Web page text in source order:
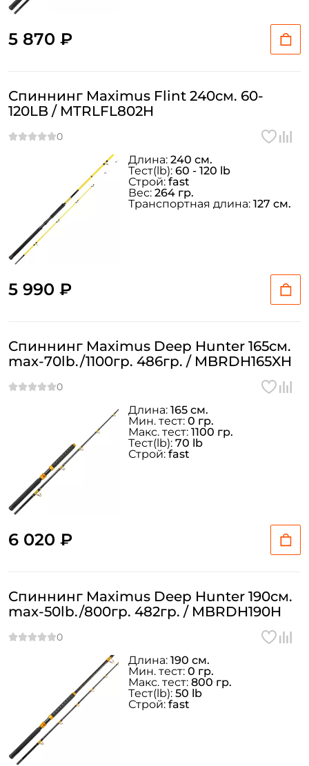
5 870 ₽
Спиннинг Maximus Flint 240см. 60-
120LB / MTRLFL802H
5 990 ₽
Длина: 240 см.
Тeст(lb): 60 - 120 lb
Строй: fast
Вес: 264 гр.
Транспортная длина: 127 см.
Спиннинг Maximus Deep Hunter 165см.
max-70lb./1100гр. 486гр. / MBRDH165XH
6 020 ₽
Длина: 165 см.
Мин. тест: 0 гр.
Макс. тест: 1100 гр.
Тeст(lb): 70 lb
Строй: fast
Спиннинг Maximus Deep Hunter 190см.
max-50lb./800гр. 482гр. / MBRDH190H
Длина: 190 см.
Мин. тест: 0 гр.
Макс. тест: 800 гр.
Тeст(lb): 50 lb
Строй: fast
Создать аккаунт
ФИО: *
Номер телефона: *
Придумайте пароль: *
Заполняя данную форму вы соглашаетесь на обработку
Создать аккаунт